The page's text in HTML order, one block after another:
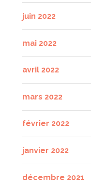
juin 2022
mai 2022
avril 2022
mars 2022
février 2022
janvier 2022
décembre 2021